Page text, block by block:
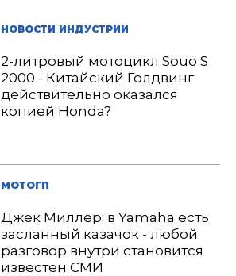
НОВОСТИ ИНДУСТРИИ
2-литровый мотоцикл Souo S
2000 - Китайский Голдвинг
действительно оказался
копией Honda?
МОТОГП
Джек Миллер: в Yamaha есть
засланный казачок - любой
разговор внутри становится
известен СМИ